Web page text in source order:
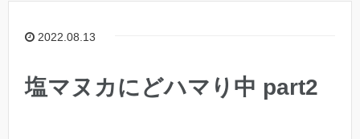
2022.08.13
塩マヌカにどハマり中 part2